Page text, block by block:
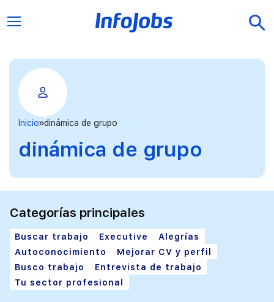
Inicio dinámica de grupo
dinámica de grupo
Categorías principales
Buscar trabajo Executive
Alegrías
Autoconocimiento
Mejorar CV y perfil
Busco trabajo
Entrevista de trabajo
Tu sector profesional